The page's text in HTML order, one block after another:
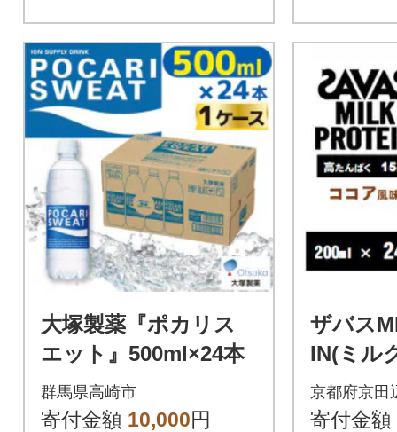
大塚製薬『ポカリス
エット』500ml×24本
群馬県高崎市
寄付金額 10,000円
ザバス
IN(ミル
脂肪0
京都府京田
寄付金額